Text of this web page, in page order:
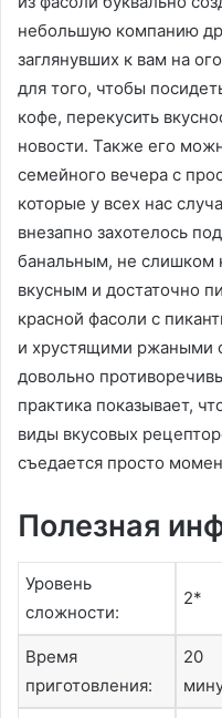
небольшую компанию
заглянувших к вам на
для того, чтобы
кофе, перекусить
новости. Также его
семейного вечера с
которые у всех нас
внезапно захотелось
банальным, не слишком
вкусным и достаточно
красной фасоли с
и хрустящими ржаными
довольно
практика показывает,
виды вкусовых
съедается просто
Полезная
Уровень
сложности:
2*
Время
приготовления:
20